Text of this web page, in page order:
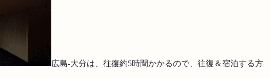
広島-大分は、往復約5時間かかるので、往復＆宿泊する方